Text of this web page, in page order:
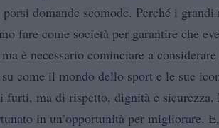
domande scomode. Perché i grandi
fare come società per garantire che
è necessario cominciare a
come il mondo dello sport e le sue
ma di rispetto, dignità e sicurezza.
in un’opportunità per migliorare. E,